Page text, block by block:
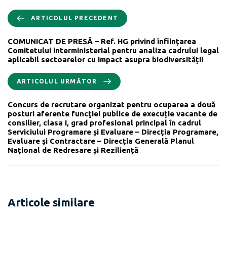
ARTICOLUL PRECEDENT
COMUNICAT DE PRESĂ – Ref. HG privind înființarea
Comitetului interministerial pentru analiza cadrului legal
aplicabil sectoarelor cu impact asupra biodiversității
ARTICOLUL URMĂTOR
Concurs de recrutare organizat pentru ocuparea a două
posturi aferente funcţiei publice de execuție vacante de
consilier, clasa I, grad profesional principal în cadrul
Serviciului Programare și Evaluare – Direcția Programare,
Evaluare și Contractare – Direcția Generală Planul
Național de Redresare și Reziliență
Articole similare